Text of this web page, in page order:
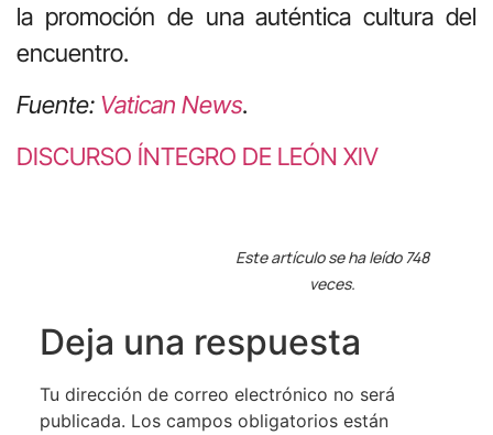
la promoción de una auténtica cultura del
encuentro.
Fuente: Vatican News.
DISCURSO ÍNTEGRO DE LEÓN XIV
Este artículo se ha leído 748
veces.
Deja una respuesta
Tu dirección de correo electrónico no será
publicada. Los campos obligatorios están